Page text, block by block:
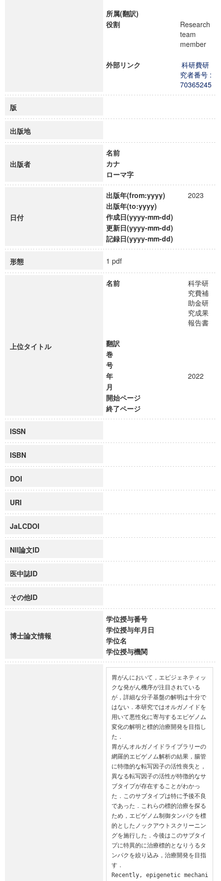
所属(翻訳)
役割
Research
team
member
外部リンク
科研費研
究者番号 :
70365245
版
出版地
出版者
名前
カナ
ローマ字
日付
出版年(from:yyyy)
2023
出版年(to:yyyy)
作成日(yyyy-mm-dd)
更新日(yyyy-mm-dd)
記録日(yyyy-mm-dd)
形態 1 pdf
上位タイトル
名前
科学研
究費補
助金研
究成果
報告書
翻訳
巻
号
年
2022
月
開始ページ
終了ページ
ISSN
ISBN
DOI
URI
JaLCDOI
NII論文ID
医中誌ID
その他ID
博士論文情報
学位授与番号
学位授与年月日
学位名
学位授与機関
胃がんにおいて，エピジェネティッ
クな発がん機序が注目されている
が，詳細な分子基盤の解明は十分で
はない．本研究ではオルガノイドを
用いて悪性化に寄与するエピゲノム
変化の解明と標的治療開発を目指し
た．
胃がんオルガノイドライブラリーの
網羅的エピゲノム解析の結果，腸管
に特徴的な転写因子の活性喪失と，
異なる転写因子の活性が特徴的なサ
ブタイプが存在することがわかっ
た．このサブタイプは特に予後不良
であった．これらの標的治療を探る
ため，エピゲノム制御タンパクを標
的としたノックアウトスクリーニン
グを施行した．今後はこのサブタイ
プに特異的に治療標的となりうるタ
ンパクを絞り込み，治療開発を目指
す．
Recently, epigenetic mechani